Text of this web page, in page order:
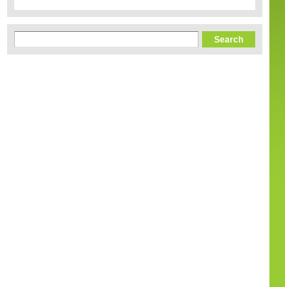
Search form
Search